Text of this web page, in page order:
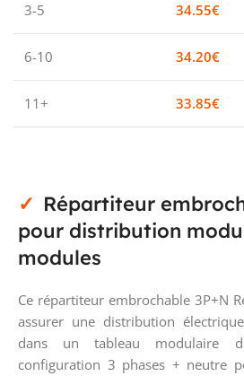
3-5 34.55€
6-10 34.20€
11+ 33.85€
Répartiteur
pour distribution
modules
Ce répartiteur embrochable 3P+N
assurer une distribution
dans un tableau modulaire
configuration 3 phases + neutre